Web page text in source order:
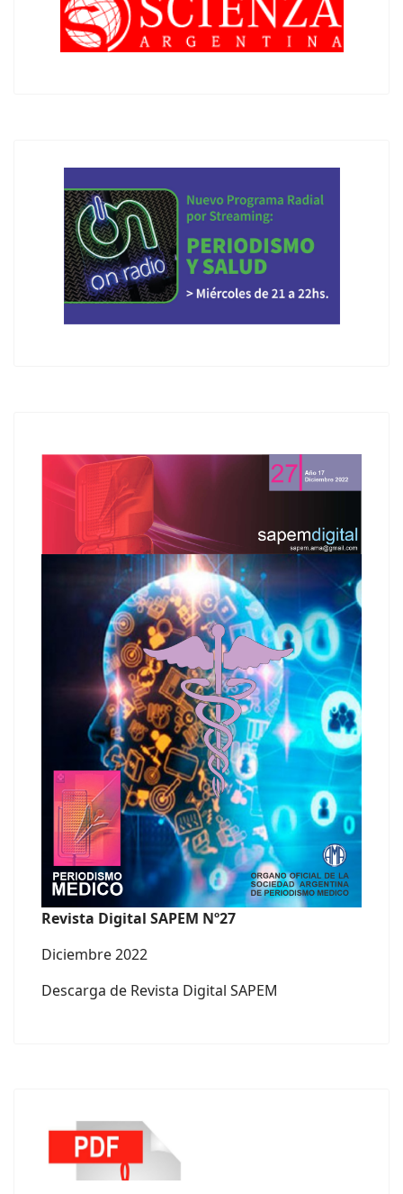
Revista Digital SAPEM Nº27
Diciembre 2022
Descarga de Revista Digital SAPEM